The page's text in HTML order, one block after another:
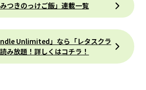
つきのっけご飯」連載一覧
Unlimited」なら「レタスクラ
み放題！詳しくはコチラ！